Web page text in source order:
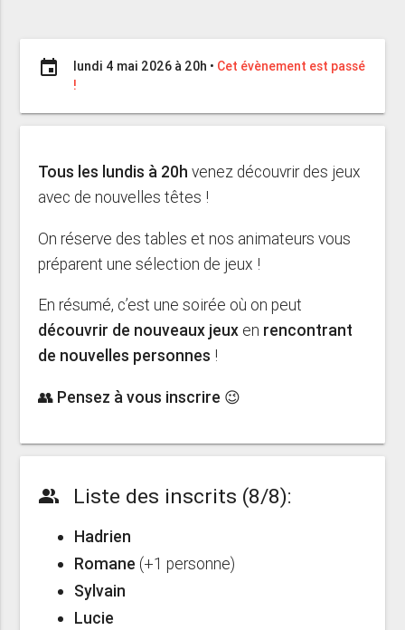
event lundi 4 mai 2026 à 20h • Cet évènement est passé
!
Tous les lundis à 20hvenez découvrir des jeux
avec de nouvelles têtes !
On réserve des tables et nos animateurs vous
préparent une sélection de jeux !
En résumé, c’est une soirée où on peut
découvrir de nouveaux jeux en rencontrant
de nouvelles personnes !
👥 Pensez à vous inscrire 😉
people_alt Liste des inscrits (8/8):
Hadrien
Romane (+1 personne)
Sylvain
Lucie